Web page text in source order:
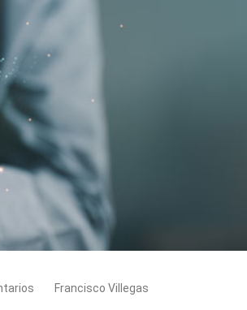
Francisco Villegas